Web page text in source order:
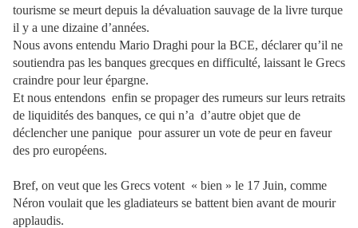
tourisme se meurt depuis la dévaluation sauvage de la livre turque
il y a une dizaine d’années.
Nous avons entendu Mario Draghi pour la BCE, déclarer qu’il ne
soutiendra pas les banques grecques en difficulté, laissant le Grecs
craindre pour leur épargne.
Et nous entendons enfin se propager des rumeurs sur leurs retraits
de liquidités des banques, ce qui n’a d’autre objet que de
déclencher une panique pour assurer un vote de peur en faveur
des pro européens.
Bref, on veut que les Grecs votent « bien » le 17 Juin, comme
Néron voulait que les gladiateurs se battent bien avant de mourir
applaudis.